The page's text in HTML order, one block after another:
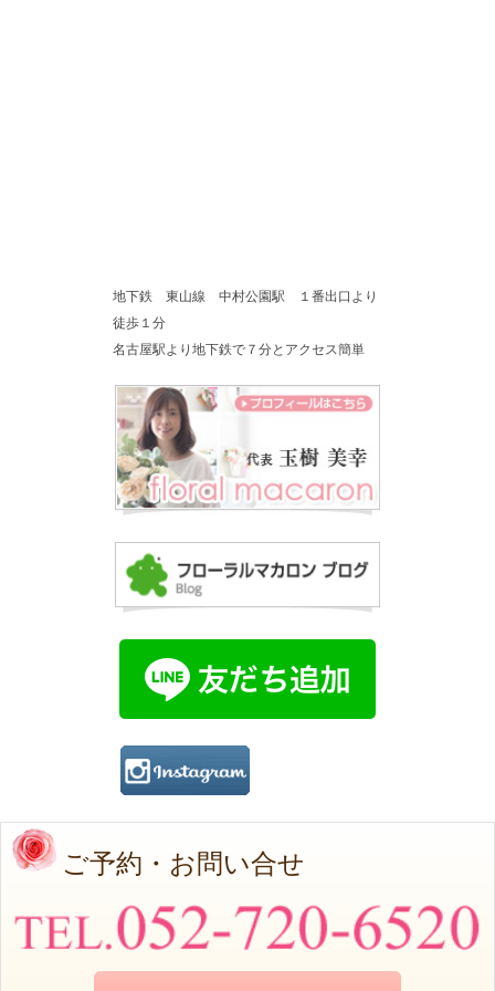
地下鉄 東山線 中村公園駅 １番出口より
徒歩１分
名古屋駅より地下鉄で７分とアクセス簡単
ご予約・お問い合せ